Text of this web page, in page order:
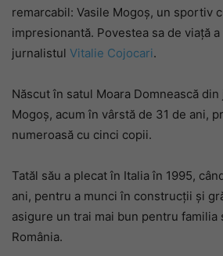
remarcabil: Vasile Mogoș, un sportiv
impresionantă. Povestea sa de viață
jurnalistul Vitalie Cojocari.
Născut în satul Moara Domnească
Mogoș, acum în vârstă de 31 de ani,
numeroasă cu cinci copii.
Tatăl său a plecat în Italia în 1995,
ani, pentru a munci în construcții și
asigure un trai mai bun pentru familia
România.